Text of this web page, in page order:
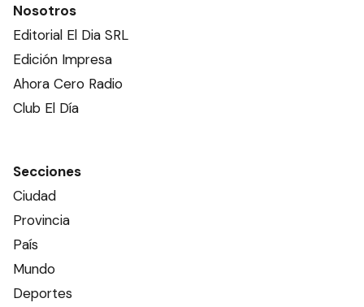
Nosotros
Editorial El Dia SRL
Edición Impresa
Ahora Cero Radio
Club El Día
Secciones
Ciudad
Provincia
País
Mundo
Deportes